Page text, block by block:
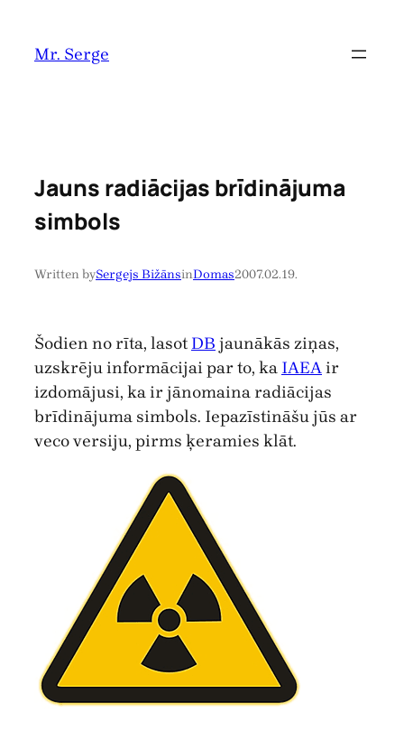
saturu
Mr. Serge
Jauns radiācijas brīdinājuma
simbols
Written bySergejs BižānsinDomas2007.02.19.
Šodien no rīta, lasot DB jaunākās ziņas,
uzskrēju informācijai par to, ka IAEAir
izdomājusi, ka ir jānomaina radiācijas
brīdinājuma simbols. Iepazīstināšu jūs ar
veco versiju, pirms ķeramies klāt.